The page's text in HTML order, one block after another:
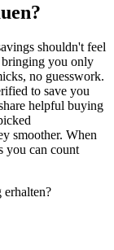
shouldn't feel
bringing you only
no guesswork.
to save you
helpful buying
smoother. When
you can count